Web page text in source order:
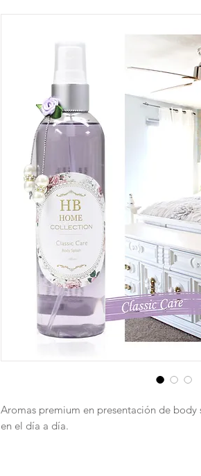
Aromas premium en presentación de
en el día a día.